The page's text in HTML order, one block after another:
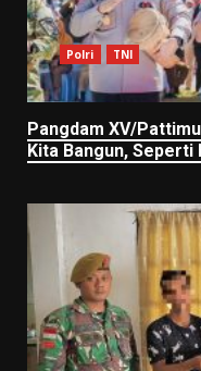
Polri TNI
Pangdam XV/
Kita Bangun,